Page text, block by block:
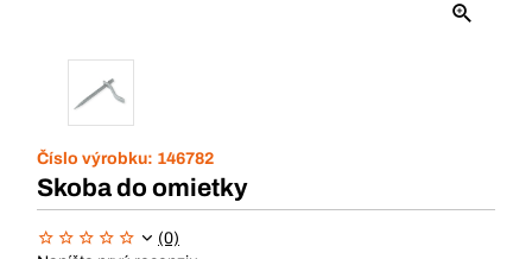
Číslo výrobku: 146782
Skoba do omietky
(0)